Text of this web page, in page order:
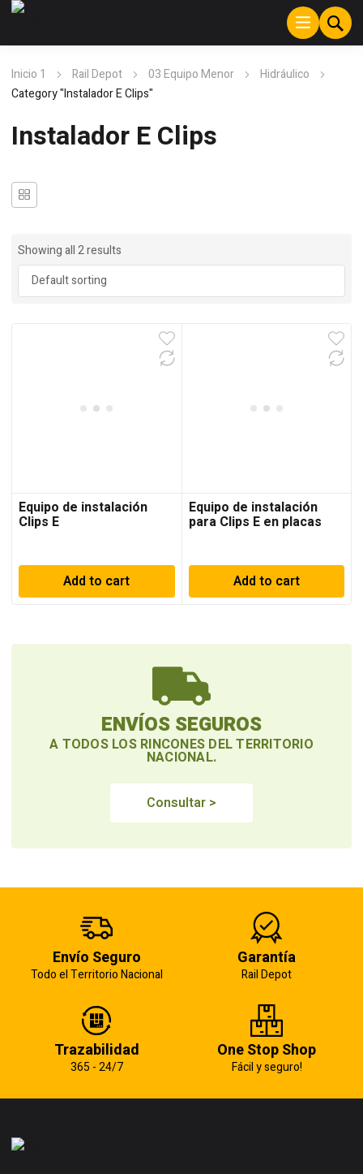
Inicio 1 Rail Depot 03 Equipo Menor
Hidráulico
Category "Instalador E Clips"
Instalador E Clips
Showing all 2 results
Equipo de instalación
Clips E
Add to cart
Equipo de instalación
para Clips E en placas
Add to cart
ENVÍOS SEGUROS
A TODOS LOS RINCONES DEL TERRITORIO
NACIONAL.
Consultar >
Envío Seguro
Todo el Territorio Nacional
Garantía
Rail Depot
Trazabilidad
365 - 24/7
One Stop Shop
Fácil y seguro!